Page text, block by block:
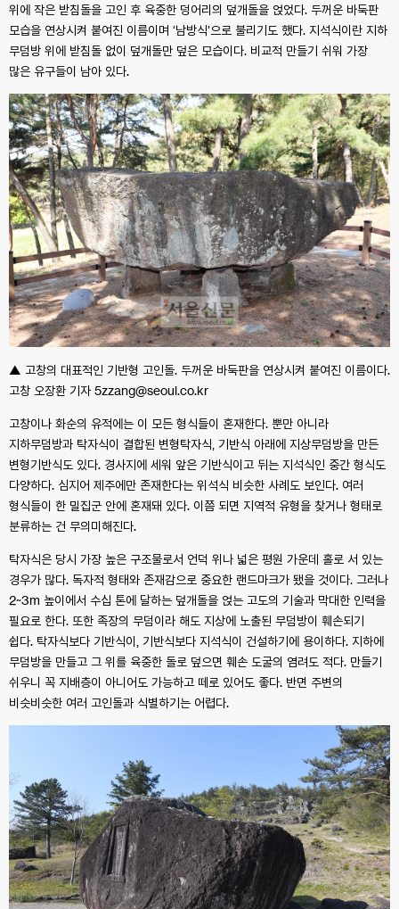
위에 작은 받침돌을 고인 후 육중한 덩어리의 덮개돌을 얹었다. 두꺼운 바둑판
모습을 연상시켜 붙여진 이름이며 ‘남방식’으로 불리기도 했다. 지석식이란 지하
무덤방 위에 받침돌 없이 덮개돌만 덮은 모습이다. 비교적 만들기 쉬워 가장
많은 유구들이 남아 있다.
▲ 고창의 대표적인 기반형 고인돌. 두꺼운 바둑판을 연상시켜 붙여진 이름이다.
고창 오장환 기자 5zzang@seoul.co.kr
고창이나 화순의 유적에는 이 모든 형식들이 혼재한다. 뿐만 아니라
지하무덤방과 탁자식이 결합된 변형탁자식, 기반식 아래에 지상무덤방을 만든
변형기반식도 있다. 경사지에 세워 앞은 기반식이고 뒤는 지석식인 중간 형식도
다양하다. 심지어 제주에만 존재한다는 위석식 비슷한 사례도 보인다. 여러
형식들이 한 밀집군 안에 혼재돼 있다. 이쯤 되면 지역적 유형을 찾거나 형태로
분류하는 건 무의미해진다.
탁자식은 당시 가장 높은 구조물로서 언덕 위나 넓은 평원 가운데 홀로 서 있는
경우가 많다. 독자적 형태와 존재감으로 중요한 랜드마크가 됐을 것이다. 그러나
2~3m 높이에서 수십 톤에 달하는 덮개돌을 얹는 고도의 기술과 막대한 인력을
필요로 한다. 또한 족장의 무덤이라 해도 지상에 노출된 무덤방이 훼손되기
쉽다. 탁자식보다 기반식이, 기반식보다 지석식이 건설하기에 용이하다. 지하에
무덤방을 만들고 그 위를 육중한 돌로 덮으면 훼손 도굴의 염려도 적다. 만들기
쉬우니 꼭 지배층이 아니어도 가능하고 떼로 있어도 좋다. 반면 주변의
비슷비슷한 여러 고인돌과 식별하기는 어렵다.